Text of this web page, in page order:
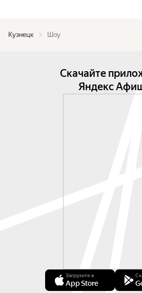
Кузнецк Шоу
Скачайте
Яндекс
Загрузите в
App Store